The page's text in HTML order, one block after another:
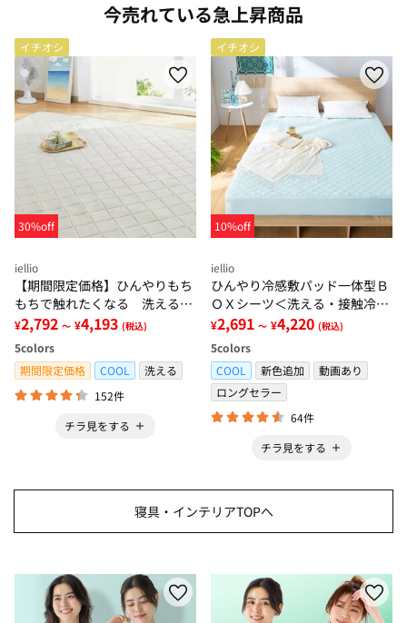
今売れている急上昇商品
イチオシ
30%off
iellio
【期間限定価格】ひんやりもち
もちで触れたくなる 洗えるラ
グ＜低反発・滑りにくい・接触
冷感・防ダニ・カーペット＞
¥2,792 ～ ¥4,193 (税込)
5colors
期間限定価格
COOL
洗える
152件
チラ見をする
イチオシ
10%off
iellio
ひんやり冷感敷パッド一体型Ｂ
ＯＸシーツ＜洗える・接触冷
感・抗菌防臭・時短・家事楽・
ボックスシーツ・寝苦しさ対策
＞
¥2,691 ～ ¥4,220 (税込)
5colors
COOL
新色追加
動画あり
ロングセラー
64件
チラ見をする
寝具・インテリアTOPへ